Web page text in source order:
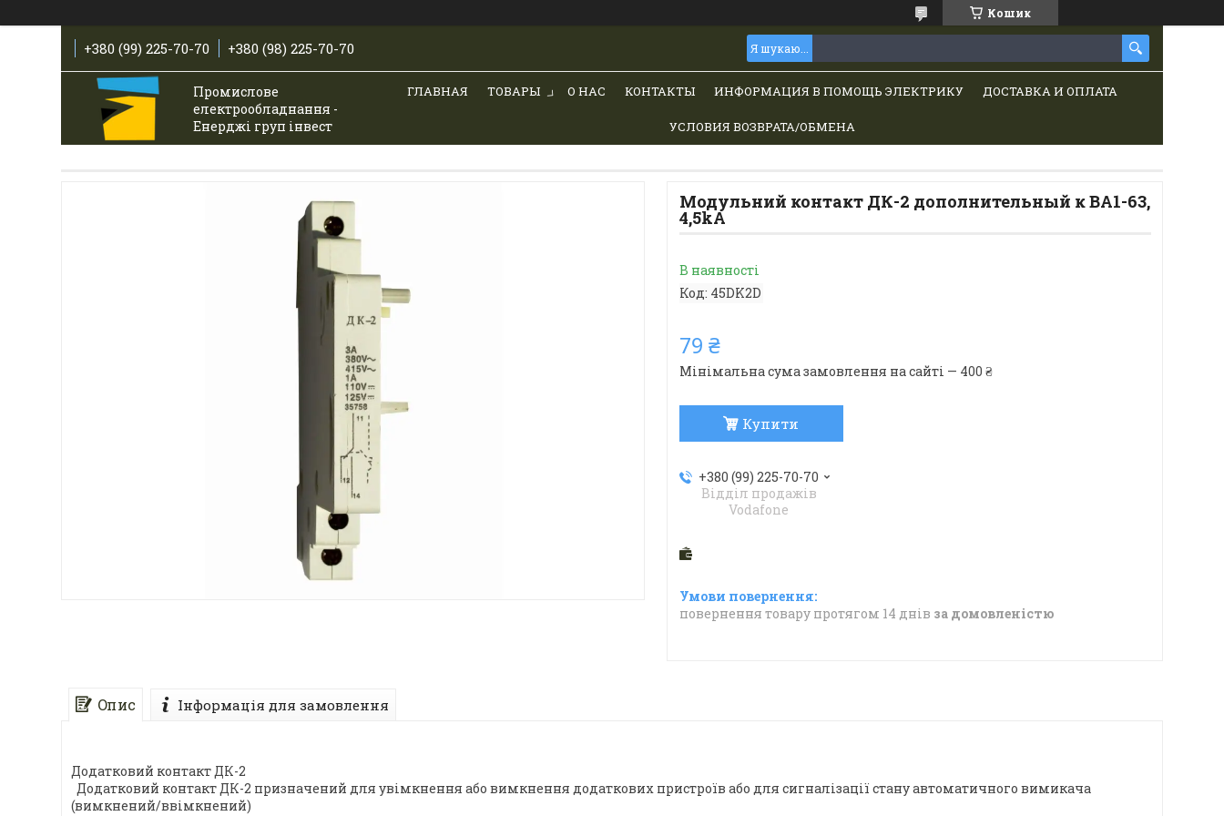
Кошик
+380 (99) 225-70-70 +380 (98) 225-70-70
Промислове
електрообладнання -
Енерджі груп інвест
ГЛАВНАЯ ТОВАРЫ О НАС КОНТАКТЫ ИНФОРМАЦИЯ В ПОМОЩЬ ЭЛЕКТРИКУ ДОСТАВКА И ОПЛАТА
УСЛОВИЯ ВОЗВРАТА/ОБМЕНА
Модульний контакт ДК-2 дополнительный к ВА1-63,
4,5kА
В наявності
Код: 45DK2D
79 ₴
Мінімальна сума замовлення на сайті — 400 ₴
Купити
+380 (99) 225-70-70
Відділ продажів
Vodafone
повернення товару протягом 14 днів за домовленістю
Опис Інформація для замовлення
Додатковий контакт ДК-2
Додатковий контакт ДК-2 призначений для увімкнення або вимкнення додаткових пристроїв або для сигналізації стану автоматичного вимикача
(вимкнений/ввімкнений)